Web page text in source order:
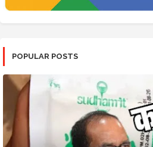
POPULAR POSTS